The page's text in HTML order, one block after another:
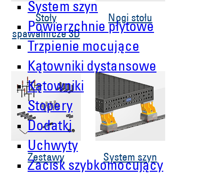
System szyn
Powierzchnie płytowe
Trzpienie mocujące
Kątowniki dystansowe
Kątowniki
Stopery
Dodatki
Uchwyty
Zacisk szybkomocujący
Stoły
spawalnicze 3D
Nogi stołu
Zestawy System szyn